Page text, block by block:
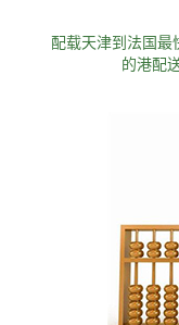
配载天津到法国最
的港配